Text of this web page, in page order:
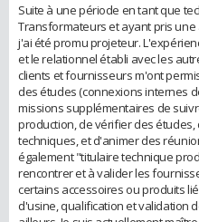
Suite à une période en tant que
Transformateurs et ayant pris
j'ai été promu projeteur.
et le relationnel établi avec les
clients et fournisseurs m'ont
des études (connexions internes
missions supplémentaires de
production, de vérifier des
techniques, et d'animer des
également "titulaire technique
rencontrer et à valider les
certains accessoires ou produits
d'usine, qualification et validation